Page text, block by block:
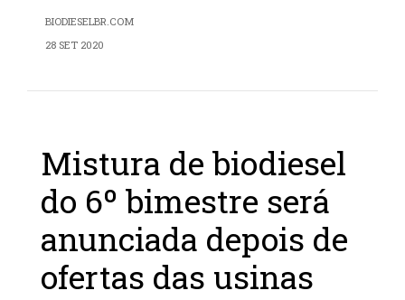
BIODIESELBR.COM
28 SET 2020
Mistura de biodiesel
do 6º bimestre será
anunciada depois de
ofertas das usinas